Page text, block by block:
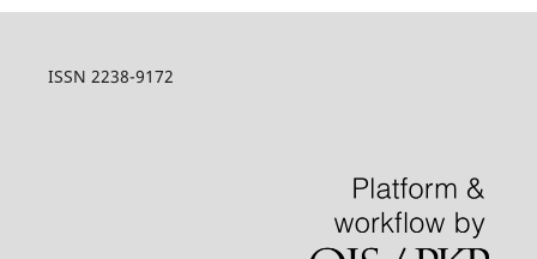
ISSN 2238-9172